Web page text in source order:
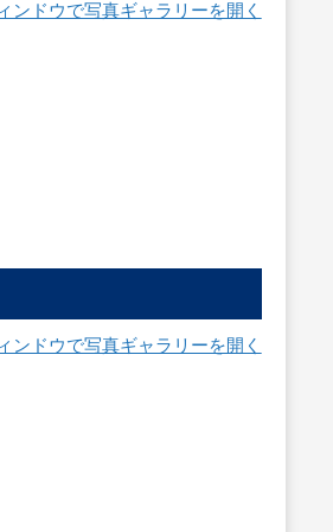
ンドウで写真ギャラリーを開く
ンドウで写真ギャラリーを開く